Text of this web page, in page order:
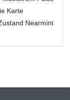
Karte
Nearmint